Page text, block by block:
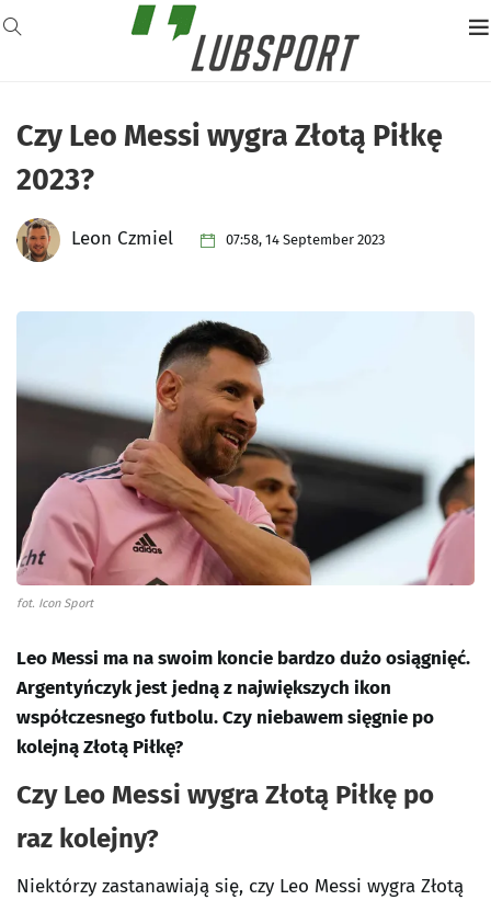
Czy Leo Messi wygra Złotą Piłkę
2023?
Leon Czmiel 07:58, 14 September 2023
fot. Icon Sport
Leo Messi ma na swoim koncie bardzo dużo osiągnięć.
Argentyńczyk jest jedną z największych ikon
współczesnego futbolu. Czy niebawem sięgnie po
kolejną Złotą Piłkę?
Czy Leo Messi wygra Złotą Piłkę po
raz kolejny?
Niektórzy zastanawiają się, czy Leo Messi wygra Złotą